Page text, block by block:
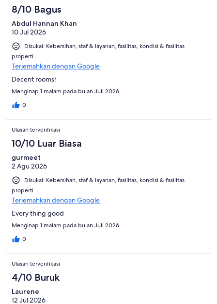
ulasan
8/10 Bagus
Abdul Hannan Khan
10 Jul 2026
Disukai: Kebersihan, staf & layanan, fasilitas, kondisi & fasilitas
properti
Terjemahkan dengan Google
Decent rooms!
Menginap 1 malam pada bulan Juli 2026
0
Ulasan terverifikasi
10/10 Luar Biasa
gurmeet
2 Agu 2026
Disukai: Kebersihan, staf & layanan, fasilitas, kondisi & fasilitas
properti
Terjemahkan dengan Google
Every thing good
Menginap 1 malam pada bulan Juli 2026
0
Ulasan terverifikasi
4/10 Buruk
Laurene
12 Jul 2026